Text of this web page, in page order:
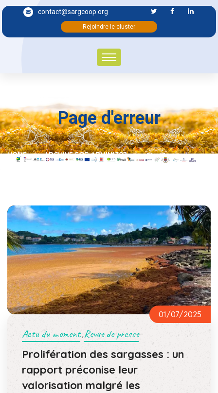
contact@sargcoop.org
Rejoindre le cluster
Page d'erreur
HOME ARCHIVE FOR ADMIN1702
01/07/2025
Actu du moment,Revue de presse
Prolifération des sargasses : un
rapport préconise leur
valorisation malgré les